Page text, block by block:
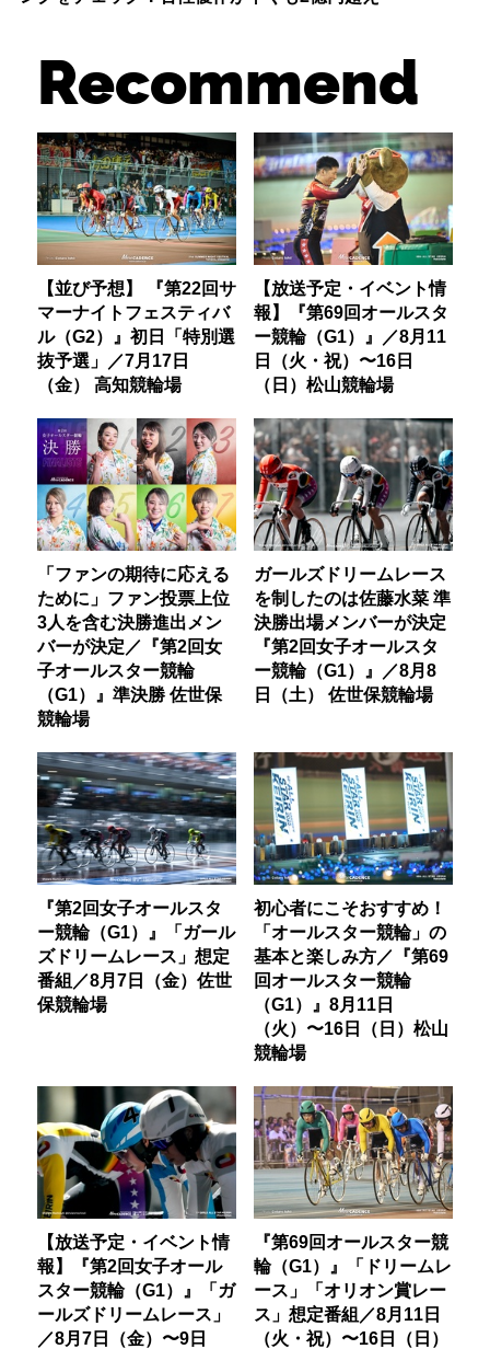
Recommend
【並び予想】 『第22回サ
マーナイトフェスティバ
ル（G2）』初日「特別選
抜予選」／7月17日
（金） 高知競輪場
【放送予定・イベント情
報】『第69回オールスタ
ー競輪（G1）』／8月11
日（火・祝）〜16日
（日）松山競輪場
「ファンの期待に応える
ために」ファン投票上位
3人を含む決勝進出メン
バーが決定／『第2回女
子オールスター競輪
（G1）』準決勝 佐世保
競輪場
ガールズドリームレース
を制したのは佐藤水菜 準
決勝出場メンバーが決定
『第2回女子オールスタ
ー競輪（G1）』／8月8
日（土） 佐世保競輪場
『第2回女子オールスタ
ー競輪（G1）』「ガール
ズドリームレース」想定
番組／8月7日（金）佐世
保競輪場
初心者にこそおすすめ！
「オールスター競輪」の
基本と楽しみ方／『第69
回オールスター競輪
（G1）』8月11日
（火）〜16日（日）松山
競輪場
【放送予定・イベント情
報】『第2回女子オール
スター競輪（G1）』「ガ
ールズドリームレース」
／8月7日（金）〜9日
『第69回オールスター競
輪（G1）』「ドリームレ
ース」「オリオン賞レー
ス」想定番組／8月11日
（火・祝）〜16日（日）